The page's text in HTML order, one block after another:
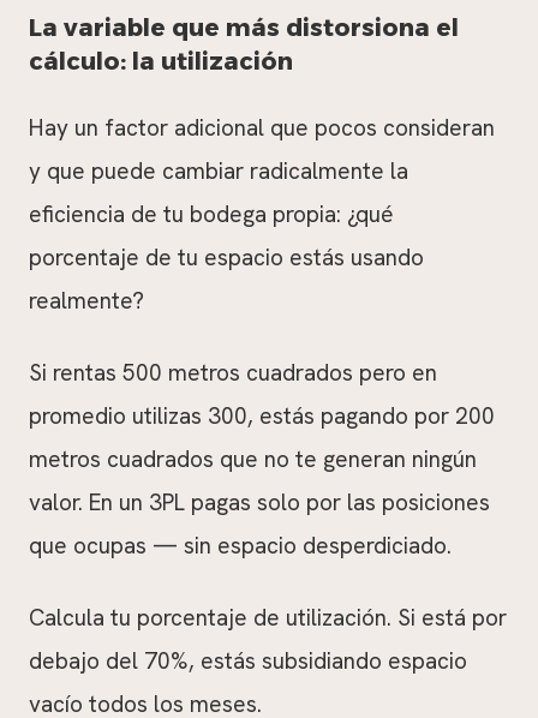
La variable que más distorsiona el
cálculo: la utilización
Hay un factor adicional que pocos consideran
y que puede cambiar radicalmente la
eficiencia de tu bodega propia: ¿qué
porcentaje de tu espacio estás usando
realmente?
Si rentas 500 metros cuadrados pero en
promedio utilizas 300, estás pagando por 200
metros cuadrados que no te generan ningún
valor. En un 3PL pagas solo por las posiciones
que ocupas — sin espacio desperdiciado.
Calcula tu porcentaje de utilización. Si está por
debajo del 70%, estás subsidiando espacio
vacío todos los meses.